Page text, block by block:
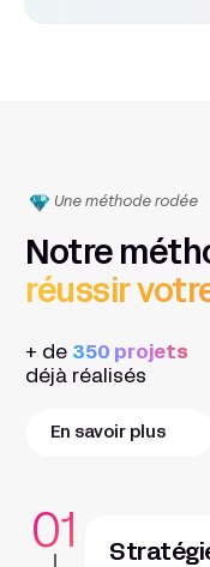
Une méthode rodée
Notre
réussir
+ de 350 projets
déjà réalisés
En savoir plus
01